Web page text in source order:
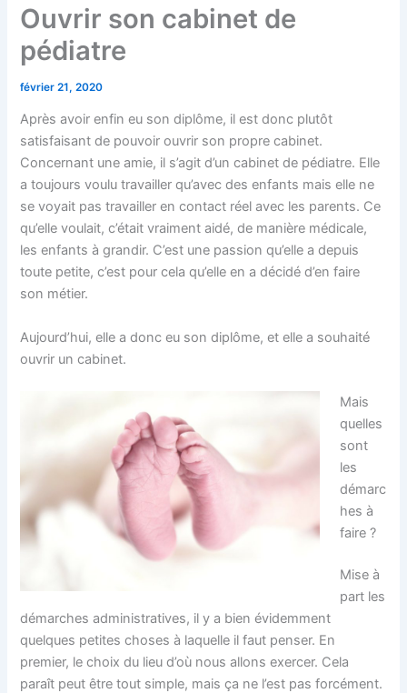
Ouvrir son cabinet de
pédiatre
février 21, 2020
Après avoir enfin eu son diplôme, il est donc plutôt
satisfaisant de pouvoir ouvrir son propre cabinet.
Concernant une amie, il s’agit d’un cabinet de pédiatre. Elle
a toujours voulu travailler qu’avec des enfants mais elle ne
se voyait pas travailler en contact réel avec les parents. Ce
qu’elle voulait, c’était vraiment aidé, de manière médicale,
les enfants à grandir. C’est une passion qu’elle a depuis
toute petite, c’est pour cela qu’elle en a décidé d’en faire
son métier.
Aujourd’hui, elle a donc eu son diplôme, et elle a souhaité
ouvrir un cabinet.
Mais
quelles
sont
les
démarc
hes à
faire ?
Mise à
part les
démarches administratives, il y a bien évidemment
quelques petites choses à laquelle il faut penser. En
premier, le choix du lieu d’où nous allons exercer. Cela
paraît peut être tout simple, mais ça ne l’est pas forcément.